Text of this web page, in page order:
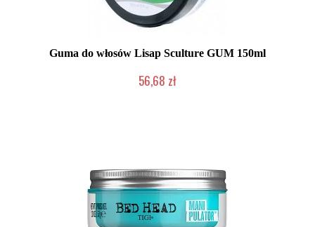
Guma do włosów Lisap Sculture GUM 150ml
56,68 zł